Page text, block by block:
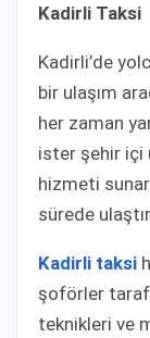
Kadirli Taksi
Kadirli’de
bir ulaşım
her zaman
ister şehir içi
hizmeti
sürede
Kadirli taksi
şoförler
teknikleri ve